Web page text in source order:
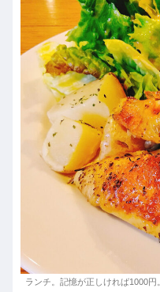
ランチ。記憶が正しければ1000